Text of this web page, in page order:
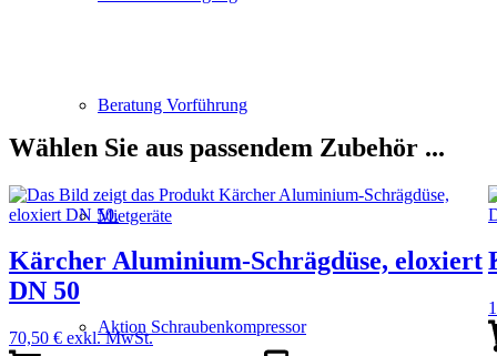
Beratung Vorführung
Mietgeräte
Aktion Schraubenkompressor
Wählen Sie aus passendem Zubehör ...
Kärcher Aluminium-Schrägdüse, eloxiert
DN 50
70,50 € exkl. MwSt.